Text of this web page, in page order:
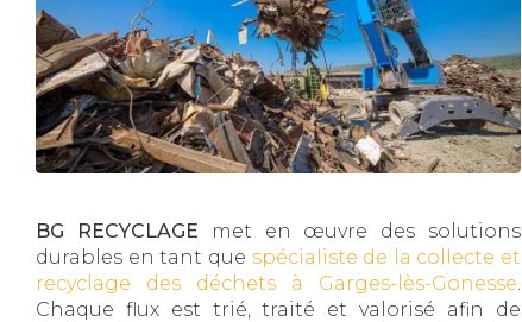
BG RECYCLAGE met en œuvre des solutions
durables en tant que spécialiste de la collecte et
recyclage des déchets à Garges-lès-Gonesse.
Chaque flux est trié, traité et valorisé afin de